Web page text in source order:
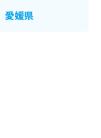
愛媛県